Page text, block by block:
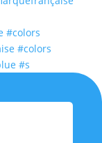
#colors
#s